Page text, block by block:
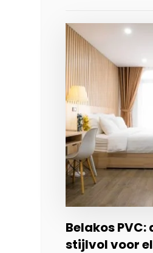
Belakos
stijlvol voor